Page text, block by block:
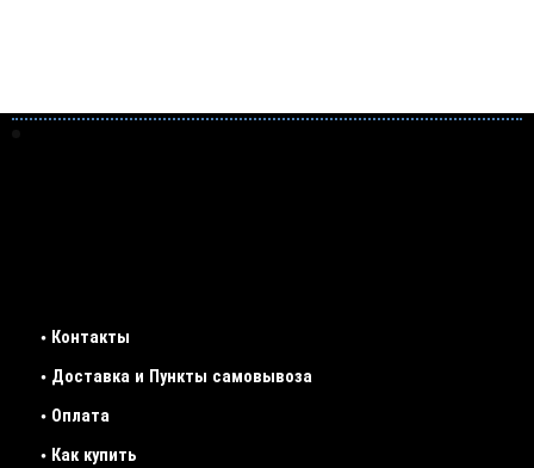
• Контакты
• Доставка и Пункты самовывоза
• Оплата
• Как купить